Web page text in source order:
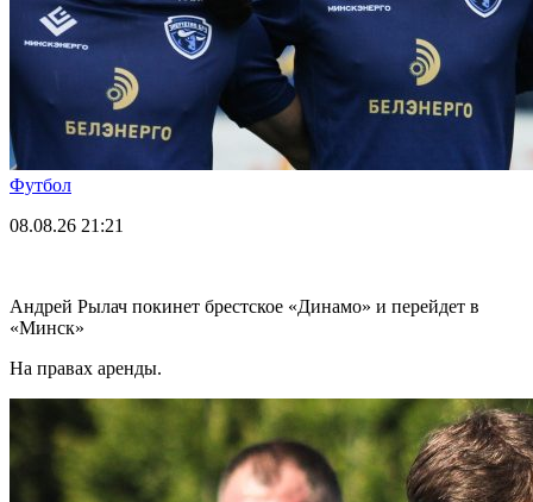
Футбол
08.08.26 21:21
Андрей Рылач покинет брестское «Динамо» и перейдет в
«Минск»
На правах аренды.